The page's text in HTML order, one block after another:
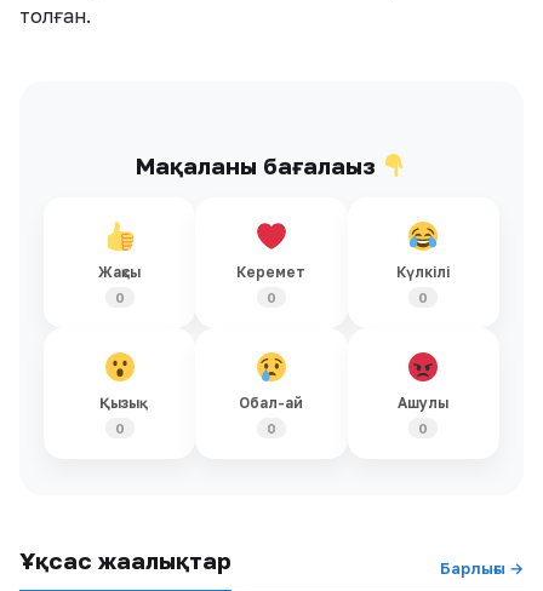
толған.
Мақаланы бағалаңыз
Жақсы
0
Керемет
0
Күлкілі
0
Қызық
0
Обал-ай
0
Ашулы
0
Ұқсас жаңалықтар Барлығы →